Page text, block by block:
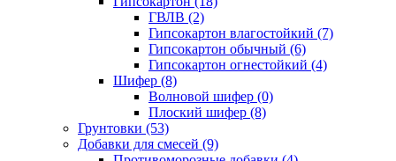
ГВЛВ (2)
Гипсокартон влагостойкий (7)
Гипсокартон обычный (6)
Гипсокартон огнестойкий (4)
Шифер (8)
Волновой шифер (0)
Плоский шифер (8)
Грунтовки (53)
Добавки для смесей (9)